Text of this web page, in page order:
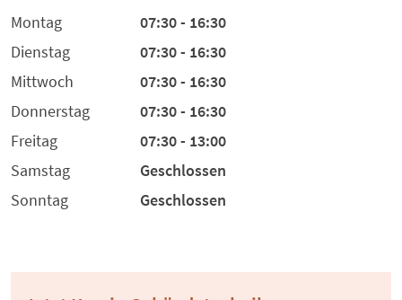
Montag
07:30 - 16:30
Dienstag
07:30 - 16:30
Mittwoch
07:30 - 16:30
Donnerstag
07:30 - 16:30
Freitag
07:30 - 13:00
Samstag
Geschlossen
Sonntag
Geschlossen